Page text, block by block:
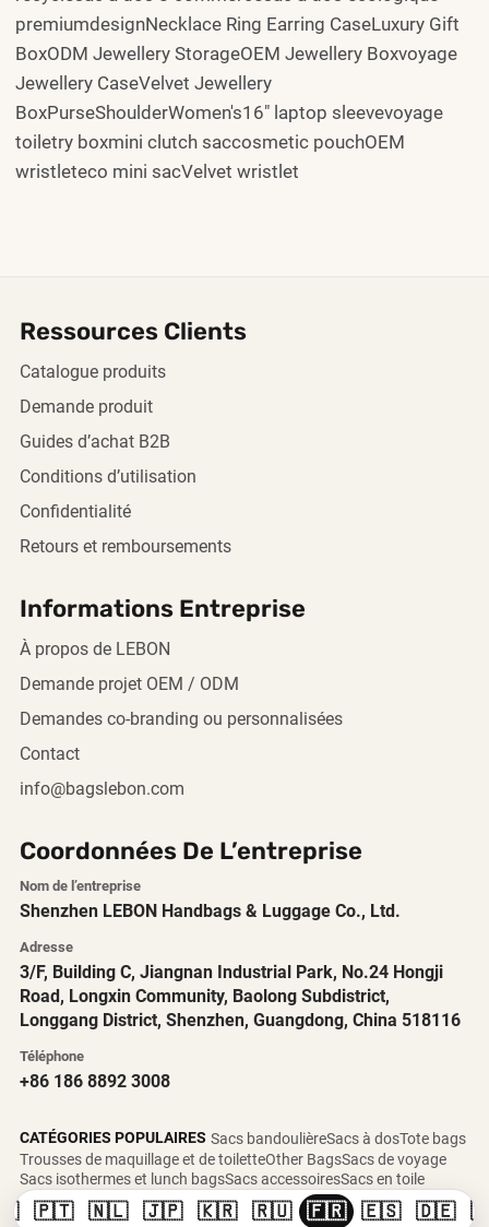
premiumdesignNecklace Ring Earring CaseLuxury Gift
BoxODM Jewellery StorageOEM Jewellery Boxvoyage
Jewellery CaseVelvet Jewellery
BoxPurseShoulderWomen's16" laptop sleevevoyage
toiletry boxmini clutch saccosmetic pouchOEM
wristleteco mini sacVelvet wristlet
Ressources Clients
Catalogue produits
Demande produit
Guides d’achat B2B
Conditions d’utilisation
Confidentialité
Retours et remboursements
Informations Entreprise
À propos de LEBON
Demande projet OEM / ODM
Demandes co-branding ou personnalisées
Contact
info@bagslebon.com
Coordonnées De L’entreprise
Nom de l’entreprise
Shenzhen LEBON Handbags & Luggage Co., Ltd.
Adresse
3/F, Building C, Jiangnan Industrial Park, No.24 Hongji
Road, Longxin Community, Baolong Subdistrict,
Longgang District, Shenzhen, Guangdong, China 518116
Téléphone
+86 186 8892 3008
CATÉGORIES POPULAIRES Sacs bandoulièreSacs à dosTote bags
Trousses de maquillage et de toiletteOther BagsSacs de voyage
Sacs isothermes et lunch bagsSacs accessoiresSacs en toile
🇵🇹 🇳🇱 🇯🇵 🇰🇷 🇷🇺 🇫🇷 🇪🇸 🇩🇪